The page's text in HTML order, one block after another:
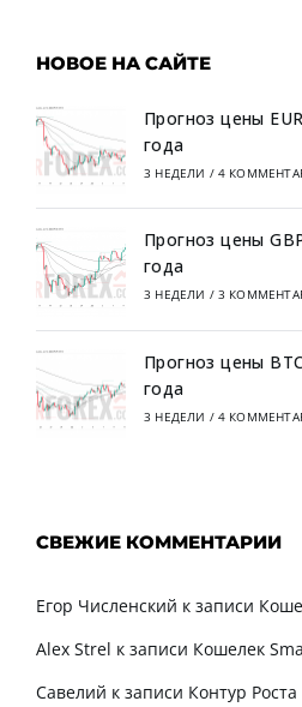
НОВОЕ НА САЙТЕ
Прогноз цены
года
3 НЕДЕЛИ / 4
Прогноз цены
года
3 НЕДЕЛИ / 3
Прогноз цены
года
3 НЕДЕЛИ / 4
СВЕЖИЕ КОММЕНТАРИИ
Егор Численский к записи
Alex Strel к записи Кошелек
Савелий к записи Контур Роста